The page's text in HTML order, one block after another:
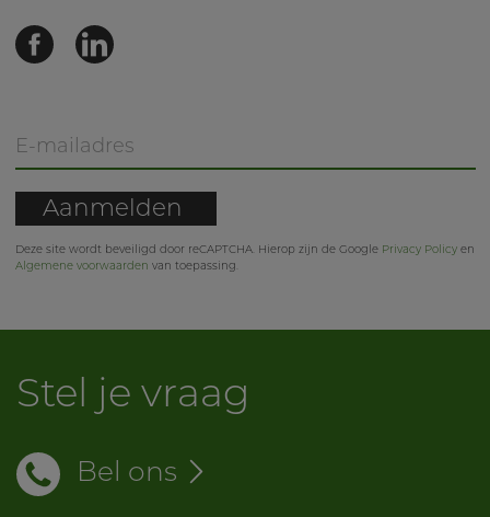
Aanmelden
Deze site wordt beveiligd door reCAPTCHA. Hierop zijn de Google Privacy Policyen
Algemene voorwaarden van toepassing.
Stel je vraag
Bel ons